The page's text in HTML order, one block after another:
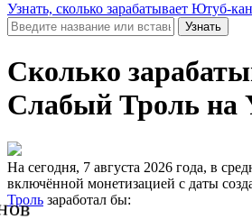
Узнать, сколько зарабатывает Ютуб-
Узнать
Сколько
Слабый Троль на
На сегодня, 7 августа 2026 года, в
включённой монетизацией с даты
Троль заработал бы: